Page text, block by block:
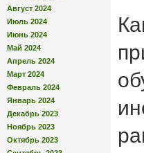
Август 2024
Июль 2024
Июнь 2024
Май 2024
Апрель 2024
Март 2024
Февраль 2024
Январь 2024
Декабрь 2023
Ноябрь 2023
Октябрь 2023